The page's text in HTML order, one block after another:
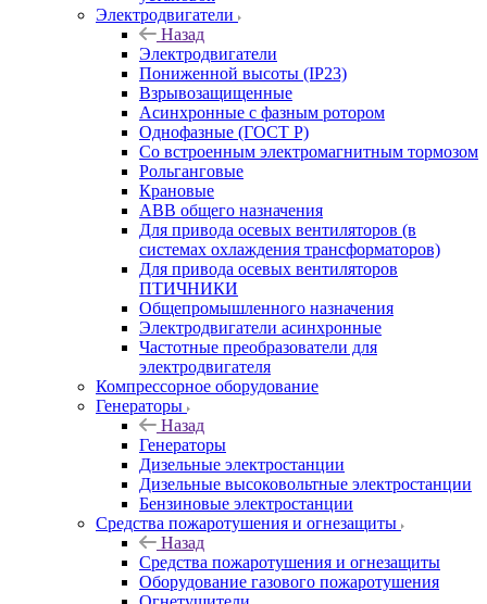
Электродвигатели
Назад
Электродвигатели
Пониженной высоты (IP23)
Взрывозащищенные
Асинхронные с фазным ротором
Однофазные (ГОСТ Р)
Со встроенным электромагнитным тормозом
Рольганговые
Крановые
АВВ общего назначения
Для привода осевых вентиляторов (в
системах охлаждения трансформаторов)
Для привода осевых вентиляторов
ПТИЧНИКИ
Общепромышленного назначения
Электродвигатели асинхронные
Частотные преобразователи для
электродвигателя
Компрессорное оборудование
Генераторы
Назад
Генераторы
Дизельные электростанции
Дизельные высоковольтные электростанции
Бензиновые электростанции
Средства пожаротушения и огнезащиты
Назад
Средства пожаротушения и огнезащиты
Оборудование газового пожаротушения